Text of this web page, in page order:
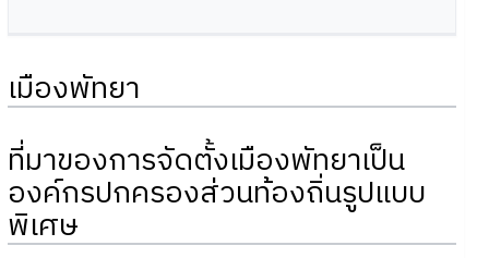
เมืองพัทยา
ที่มาของการจัดตั้งเมืองพัทยาเป็น
องค์กรปกครองส่วนท้องถิ่นรูปแบบ
พิเศษ